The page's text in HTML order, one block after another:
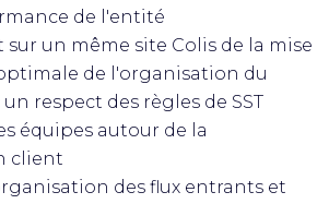
de l'entité
sur un même site Colis de la mise
de l'organisation du
respect des règles de SST
équipes autour de la
client
des flux entrants et